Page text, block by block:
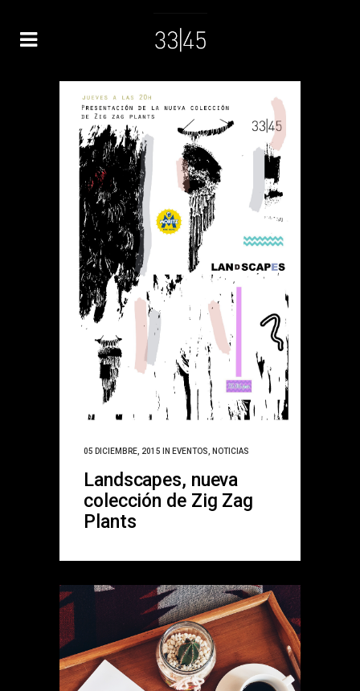
05 DICIEMBRE, 2015 IN EVENTOS, NOTICIAS
Landscapes, nueva
colección de Zig Zag
Plants